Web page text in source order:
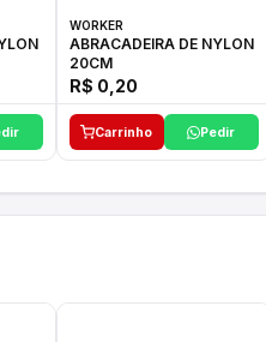
WORKER
ABRACADEIRA DE NYLON
20CM
R$ 0,20
Carrinho Pedir